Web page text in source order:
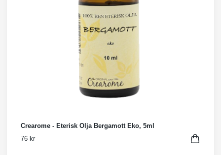
Crearome - Eterisk Olja Bergamott Eko, 5ml
76 kr